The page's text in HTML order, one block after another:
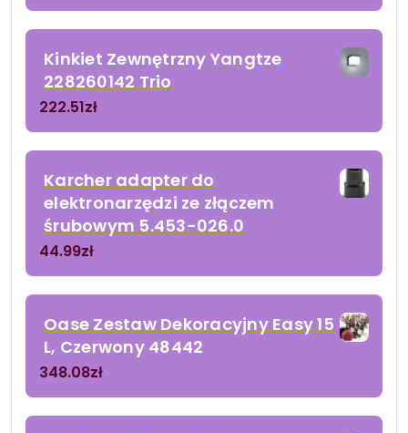
Kinkiet Zewnętrzny Yangtze
228260142 Trio
222.51zł
Karcher adapter do
elektronarzędzi ze złączem
śrubowym 5.453-026.0
44.99zł
Oase Zestaw Dekoracyjny Easy 15
L, Czerwony 48442
348.08zł